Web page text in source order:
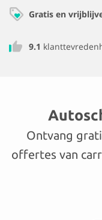
Gratis en
9.1
Ontvang
offertes van